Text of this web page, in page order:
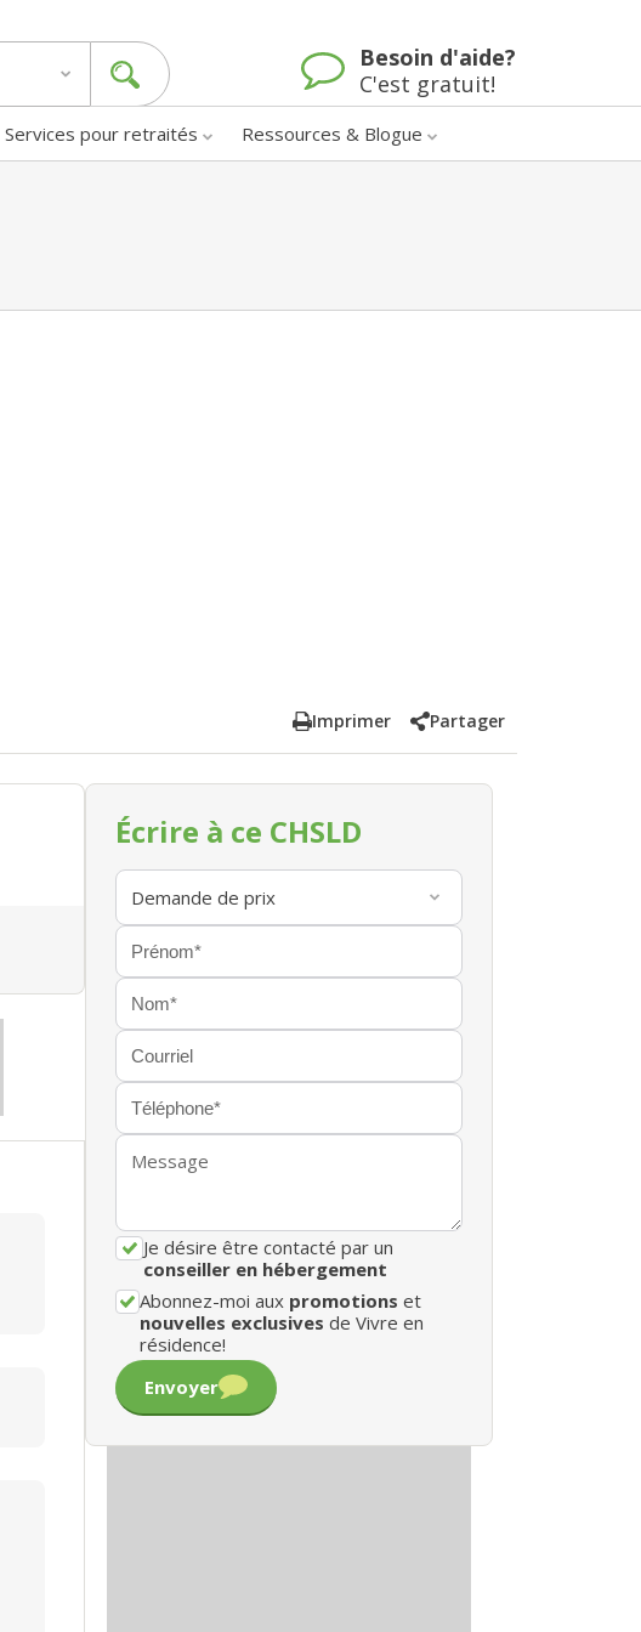
Besoin d'aide?
C'est gratuit!
Services pour retraités Ressources & Blogue
Imprimer Partager
Écrire à ce CHSLD
Je désire être contacté par un
conseiller en hébergement
Abonnez-moi aux promotions et
nouvelles exclusives de Vivre en
résidence!
Envoyer